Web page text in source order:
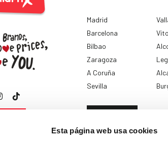
Esta página web usa cookies
Madrid
Barcelona
Bilbao
Zaragoza
A Coruña
Sevilla